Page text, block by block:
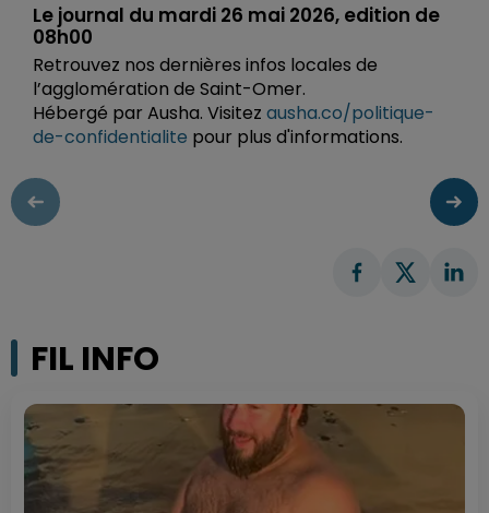
Le journal du mardi 26 mai 2026, edition de
08h00
Retrouvez nos dernières infos locales de
l’agglomération de Saint-Omer.
Hébergé par Ausha. Visitez ausha.co/politique-
de-confidentialite pour plus d'informations.
FIL INFO